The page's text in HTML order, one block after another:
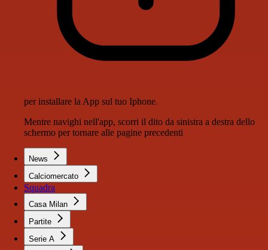
per installare la App sul tuo Iphone.
Mentre navighi nell'app, scorri il dito da sinistra a destra dello
schermo per tornare alle pagine precedenti
News
Calciomercato
Squadra
Casa Milan
Partite
Serie A